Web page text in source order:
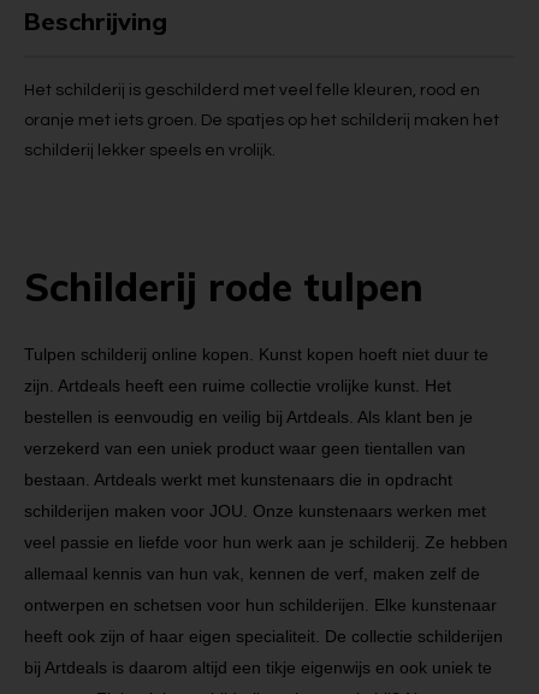
Beschrijving
Het schilderij is geschilderd met veel felle kleuren, rood en
oranje met iets groen. De spatjes op het schilderij maken het
schilderij lekker speels en vrolijk.
Schilderij rode tulpen
Tulpen schilderij online kopen. Kunst kopen hoeft niet duur te
zijn. Artdeals heeft een ruime collectie vrolijke kunst. Het
bestellen is eenvoudig en veilig bij Artdeals. Als klant ben je
verzekerd van een uniek product waar geen tientallen van
bestaan. Artdeals werkt met kunstenaars die in opdracht
schilderijen maken voor JOU. Onze kunstenaars werken met
veel passie en liefde voor hun werk aan je schilderij. Ze hebben
allemaal kennis van hun vak, kennen de verf, maken zelf de
ontwerpen en schetsen voor hun schilderijen. Elke kunstenaar
heeft ook zijn of haar eigen specialiteit. De collectie schilderijen
bij Artdeals is daarom altijd een tikje eigenwijs en ook uniek te